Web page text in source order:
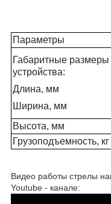
Параметры
Габаритные размеры
устройства:
Длина, мм
Ширина, мм
Высота, мм
Грузоподъемность, кг
Видео работы стрелы
Youtube - канале: